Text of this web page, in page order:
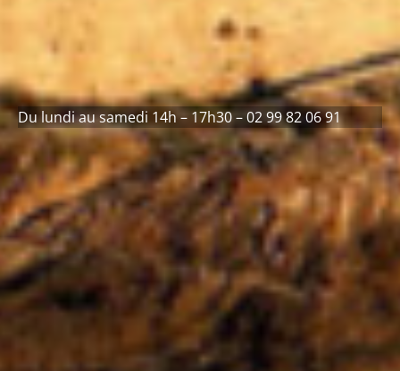
Du lundi au samedi 14h – 17h30 – 02 99 82 06 91